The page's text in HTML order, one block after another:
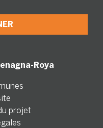
Roya
projet